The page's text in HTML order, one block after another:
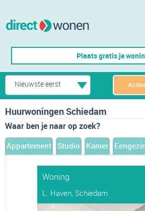
Plaats gratis je
Nieuwste eerst
Huurwoningen Schiedam
Waar ben je naar op zoek?
Appartement Studio Kamer
Woning
L. Haven, Schiedam